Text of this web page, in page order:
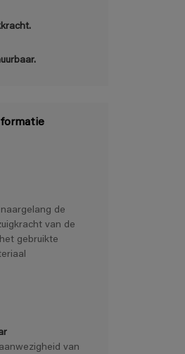
naargelang de
van de
gebruikte
van